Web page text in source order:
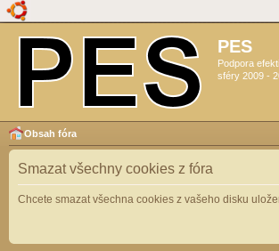
PES
Podpora
sféry 2009 -
Obsah fóra
Smazat všechny cookies z fóra
Chcete smazat všechna cookies z vašeho disku